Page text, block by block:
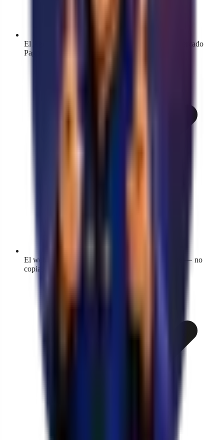
El Agente IA cierra la venta y genera el link de Mercado
Pago en el momento exacto de la conversación.
El webhook de pagos se registra automáticamente — no
copias URLs ni configuras nada manual.